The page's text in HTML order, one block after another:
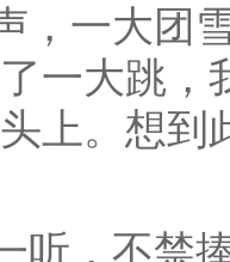
，一大团
一大跳，
上。想到
听，不禁